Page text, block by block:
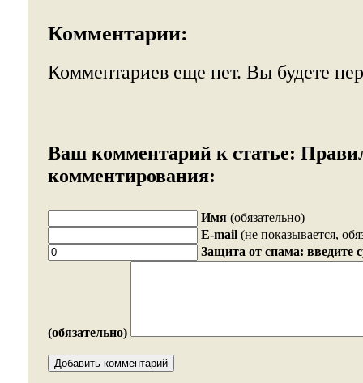
Комментарии:
Комментариев еще нет. Вы будете
Ваш комментарий к статье:
комментирования:
Имя (обязательно)
E-mail (не показывается,
Защита от спама: введите
(обязательно)